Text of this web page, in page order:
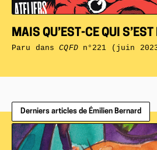
MAIS QU’EST-CE QUI
Paru dansCQFDn°221 (juin
Derniers articles de Émilien Bernard